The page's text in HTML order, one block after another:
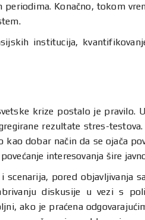
Konačno, tokom
institucija,
krize postalo je pravilo.
rezultate stres-
dobar način da se ojača
interesovanja šire
pored objavljivanja
diskusije u vezi s
ako je praćena